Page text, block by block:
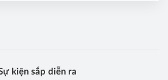
kiện sắp diễn ra